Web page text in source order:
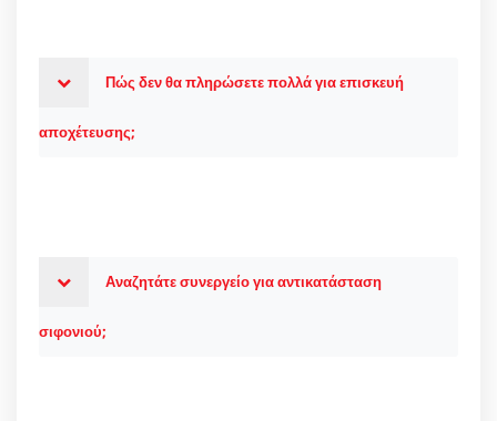
Πώς δεν θα πληρώσετε πολλά για επισκευή
αποχέτευσης;
Αναζητάτε συνεργείο για αντικατάσταση
σιφονιού;